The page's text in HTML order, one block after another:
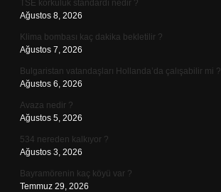
TSE korkuluk standardı nedir ?
Ağustos 8, 2026
Klima bombası kaç dakika bekletilir ?
Ağustos 7, 2026
Bulgaristan vatandaşları Hollanda’da çalışabilir mi ?
Ağustos 6, 2026
Avaza nedir ?
Ağustos 5, 2026
534 nereden kalkıyor ?
Ağustos 3, 2026
Bayramörenin kaç köyü var ?
Temmuz 29, 2026